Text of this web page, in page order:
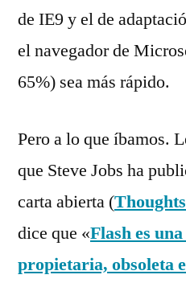
de IE9 y el de
el navegador de
65%) sea más rápido.
Pero a lo que íbamos.
que Steve Jobs ha
carta abierta (
dice que «Flash es
propietaria, obsoleta